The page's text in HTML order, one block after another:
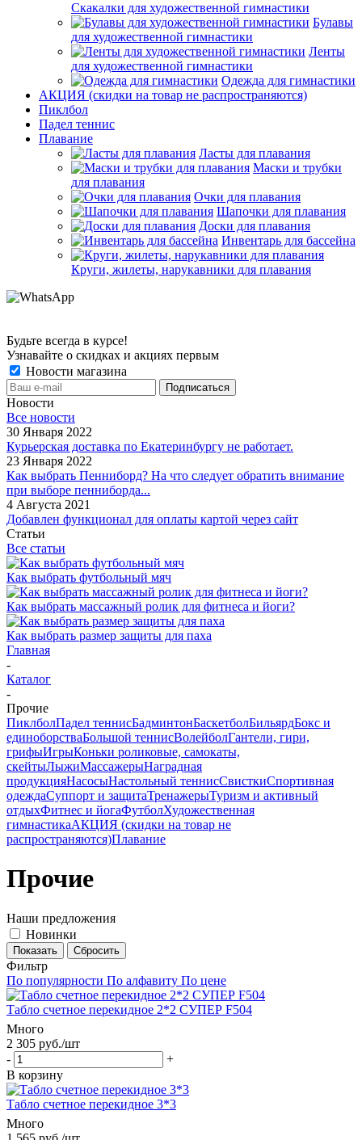
Скакалки для художественной гимнастики
Булавы
для художественной гимнастики
Ленты
для художественной гимнастики
Одежда для гимнастики
АКЦИЯ (скидки на товар не распространяются)
Пиклбол
Падел теннис
Плавание
Ласты для плавания
Маски и трубки
для плавания
Очки для плавания
Шапочки для плавания
Доски для плавания
Инвентарь для бассейна
Круги, жилеты, нарукавники для плавания
Будьте всегда в курсе!
Узнавайте о скидках и акциях первым
Новости магазина
Новости
Все новости
30 Января 2022
Курьерская доставка по Екатеринбургу не работает.
23 Января 2022
Как выбрать Пенниборд? На что следует обратить внимание
при выборе пенниборда...
4 Августа 2021
Добавлен функционал для оплаты картой через сайт
Статьи
Все статьи
Как выбрать футбольный мяч
Как выбрать массажный ролик для фитнеса и йоги?
Как выбрать размер защиты для паха
Главная
-
Каталог
-
Прочие
ПиклболПадел теннисБадминтонБаскетболБильярдБокс и
единоборстваБольшой теннисВолейболГантели, гири,
грифыИгрыКоньки роликовые, самокаты,
скейтыЛыжиМассажерыНаградная
продукцияНасосыНастольный теннисСвисткиСпортивная
одеждаСуппорт и защитаТренажерыТуризм и активный
отдыхФитнес и йогаФутболХудожественная
гимнастикаАКЦИЯ (скидки на товар не
распространяются)Плавание
Прочие
Наши предложения
Новинки
Сбросить
Фильтр
По популярности По алфавиту По цене
Табло счетное перекидное 2*2 СУПЕР F504
Много
2 305 руб./шт
-
+
В корзину
Табло счетное перекидное 3*3
Много